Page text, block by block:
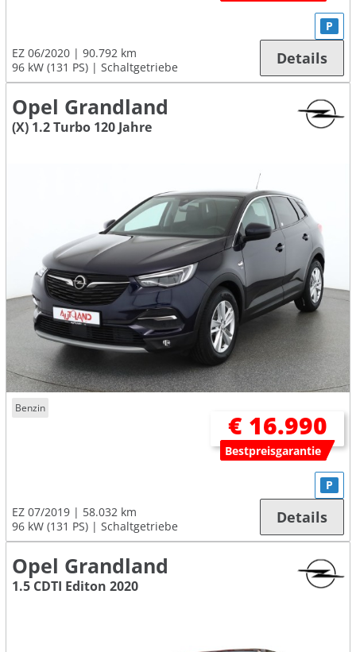
EZ 06/2020
90.792 km
96 kW (131 PS)
Schaltgetriebe
P
Details
Opel Grandland
(X) 1.2 Turbo 120 Jahre
Benzin
€ 16.990
Bestpreisgarantie
EZ 07/2019
58.032 km
96 kW (131 PS)
Schaltgetriebe
P
Details
Opel Grandland
1.5 CDTI Editon 2020